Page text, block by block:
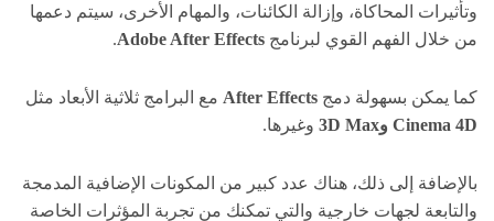
وتأثيرات المحاكاة، وإزالة الكائنات، والمهام الأخرى، سيتم دعمها
من خلال الفهم القوي لبرنامج Adobe After Effects
.
كما يمكن بسهولة دمج After Effects مع البرامج ثلاثية الأبعاد مثل
Cinema 4D و3D Max
وغيرها.
بالإضافة إلى ذلك، هناك عدد كبير من المكونات الإضافية المدمجة
والتابعة لجهات خارجية والتي تمكنك من تجربة المؤثرات الخاصة